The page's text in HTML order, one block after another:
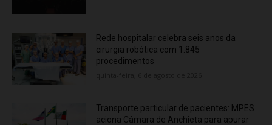
Rede hospitalar celebra seis anos da
cirurgia robótica com 1.845
procedimentos
Transporte particular de pacientes: MPES
aciona Câmara de Anchieta para apurar